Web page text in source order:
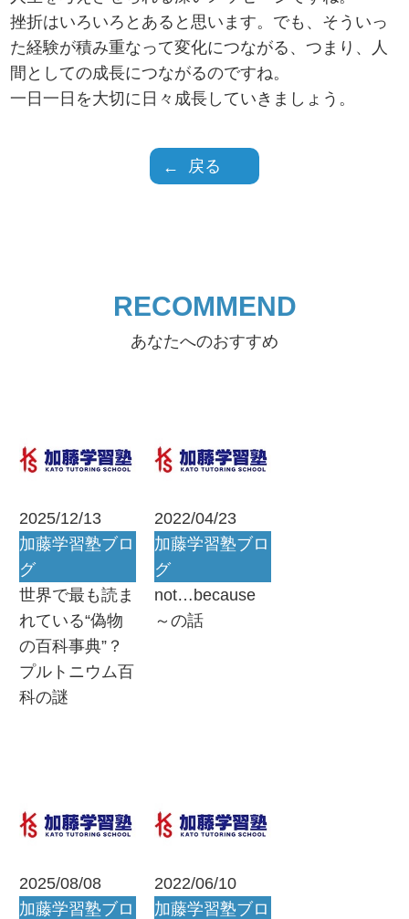
挫折はいろいろとあると思います。でも、そういっ
た経験が積み重なって変化につながる、つまり、人
間としての成長につながるのですね。
一日一日を大切に日々成長していきましょう。
戻る
RECOMMEND
あなたへのおすすめ
2025/12/13
加藤学習塾ブロ
グ
世界で最も読ま
れている“偽物
の百科事典”？
プルトニウム百
科の謎
2022/04/23
加藤学習塾ブロ
グ
not…because
～の話
2025/08/08
加藤学習塾ブロ
2022/06/10
加藤学習塾ブロ